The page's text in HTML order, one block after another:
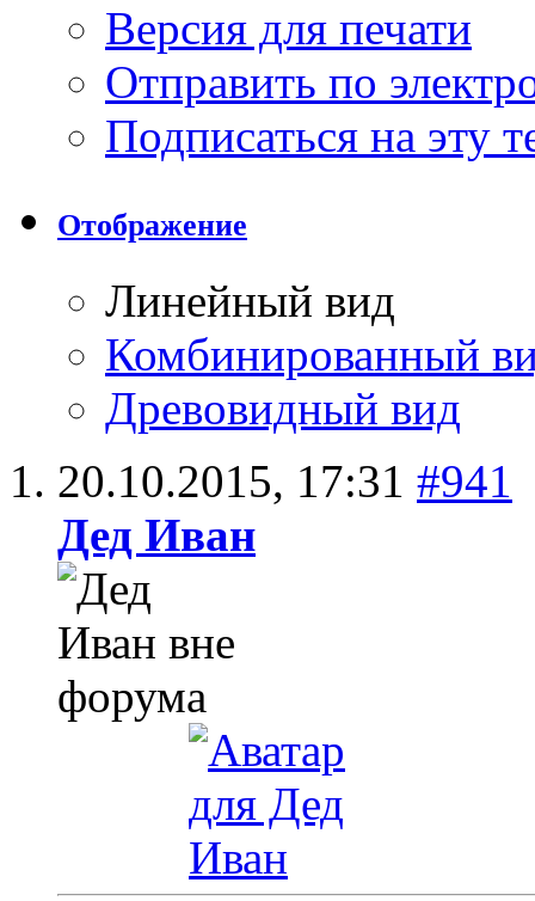
Версия для печати
Отправить по
Подписаться на эту
Отображение
Линейный вид
Комбинированный
Древовидный вид
20.10.2015, 17:31 #941
Дед Иван